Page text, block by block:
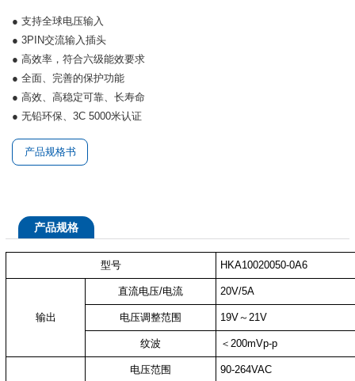
● 支持全球电压输入
● 3PIN交流输入插头
● 高效率，符合六级能效要求
● 全面、完善的保护功能
● 高效、高稳定可靠、长寿命
● 无铅环保、3C 5000米认证
产品规格书
产品规格
型号 HKA10020050-0A6
输出
直流电压/电流 20V/5A
电压调整范围 19V～21V
纹波 ＜200mVp-p
电压范围 90-264VAC